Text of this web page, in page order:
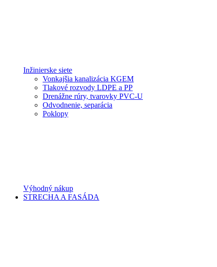
Inžinierske siete
Vonkajšia kanalizácia KGEM
Tlakové rozvody LDPE a PP
Drenážne rúry, tvarovky PVC-U
Odvodnenie, separácia
Poklopy
Výhodný nákup
STRECHA A FASÁDA